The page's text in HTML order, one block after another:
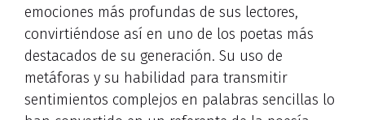
emociones más profundas de sus lectores,
convirtiéndose así en uno de los poetas más
destacados de su generación. Su uso de
metáforas y su habilidad para transmitir
sentimientos complejos en palabras sencillas lo